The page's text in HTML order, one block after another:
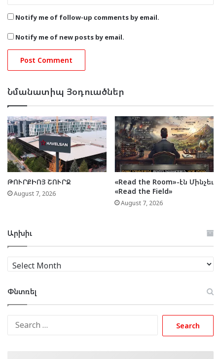
Notify me of follow-up comments by email.
Notify me of new posts by email.
Նմանատիպ Յօդուածներ
ԹՈՒՐՔԻՈՅ ՇՈՒՐՋ
August 7, 2026
«Read the Room»-էն Մինչեւ
«Read the Field»
August 7, 2026
Արխիւ
Արխիւ
Փնտռել